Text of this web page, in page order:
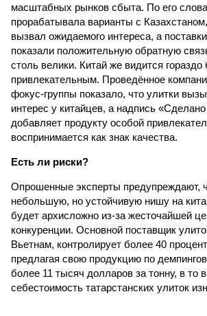
масштабных рынков сбыта. По его
прорабатывала варианты с
вызвал ожидаемого интереса, а
показали положительную обратную
столь велики. Китай же видится гораздо
привлекательным. Проведённое
фокус-группы показало, что улитки
интерес у китайцев, а надпись
добавляет продукту особой
воспринимается как знак качества.
Есть ли риски?
Опрошенные эксперты предупреждают,
небольшую, но устойчивую нишу на
будет архисложно из-за жесточайшей
конкуренции. Основной поставщик
Вьетнам, контролирует более 40
предлагая свою продукцию по
более 11 тысяч долларов за тонну, в то
себестоимость татарстанских улиток